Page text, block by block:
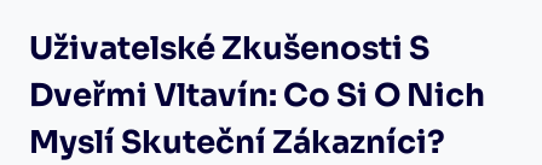
Uživatelské Zkušenosti S
Dveřmi Vltavín: Co Si O Nich
Myslí Skuteční Zákazníci?